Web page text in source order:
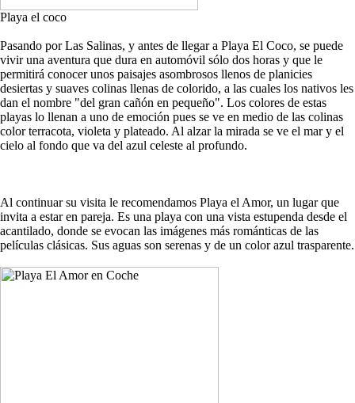
Playa el coco
Pasando por Las Salinas, y antes de llegar a Playa El Coco, se puede
vivir una aventura que dura en automóvil sólo dos horas y que le
permitirá conocer unos paisajes asombrosos llenos de planicies
desiertas y suaves colinas llenas de colorido, a las cuales los nativos les
dan el nombre "del gran cañón en pequeño". Los colores de estas
playas lo llenan a uno de emoción pues se ve en medio de las colinas
color terracota, violeta y plateado. Al alzar la mirada se ve el mar y el
cielo al fondo que va del azul celeste al profundo.
Al continuar su visita le recomendamos Playa el Amor, un lugar que
invita a estar en pareja. Es una playa con una vista estupenda desde el
acantilado, donde se evocan las imágenes más románticas de las
películas clásicas. Sus aguas son serenas y de un color azul trasparente.